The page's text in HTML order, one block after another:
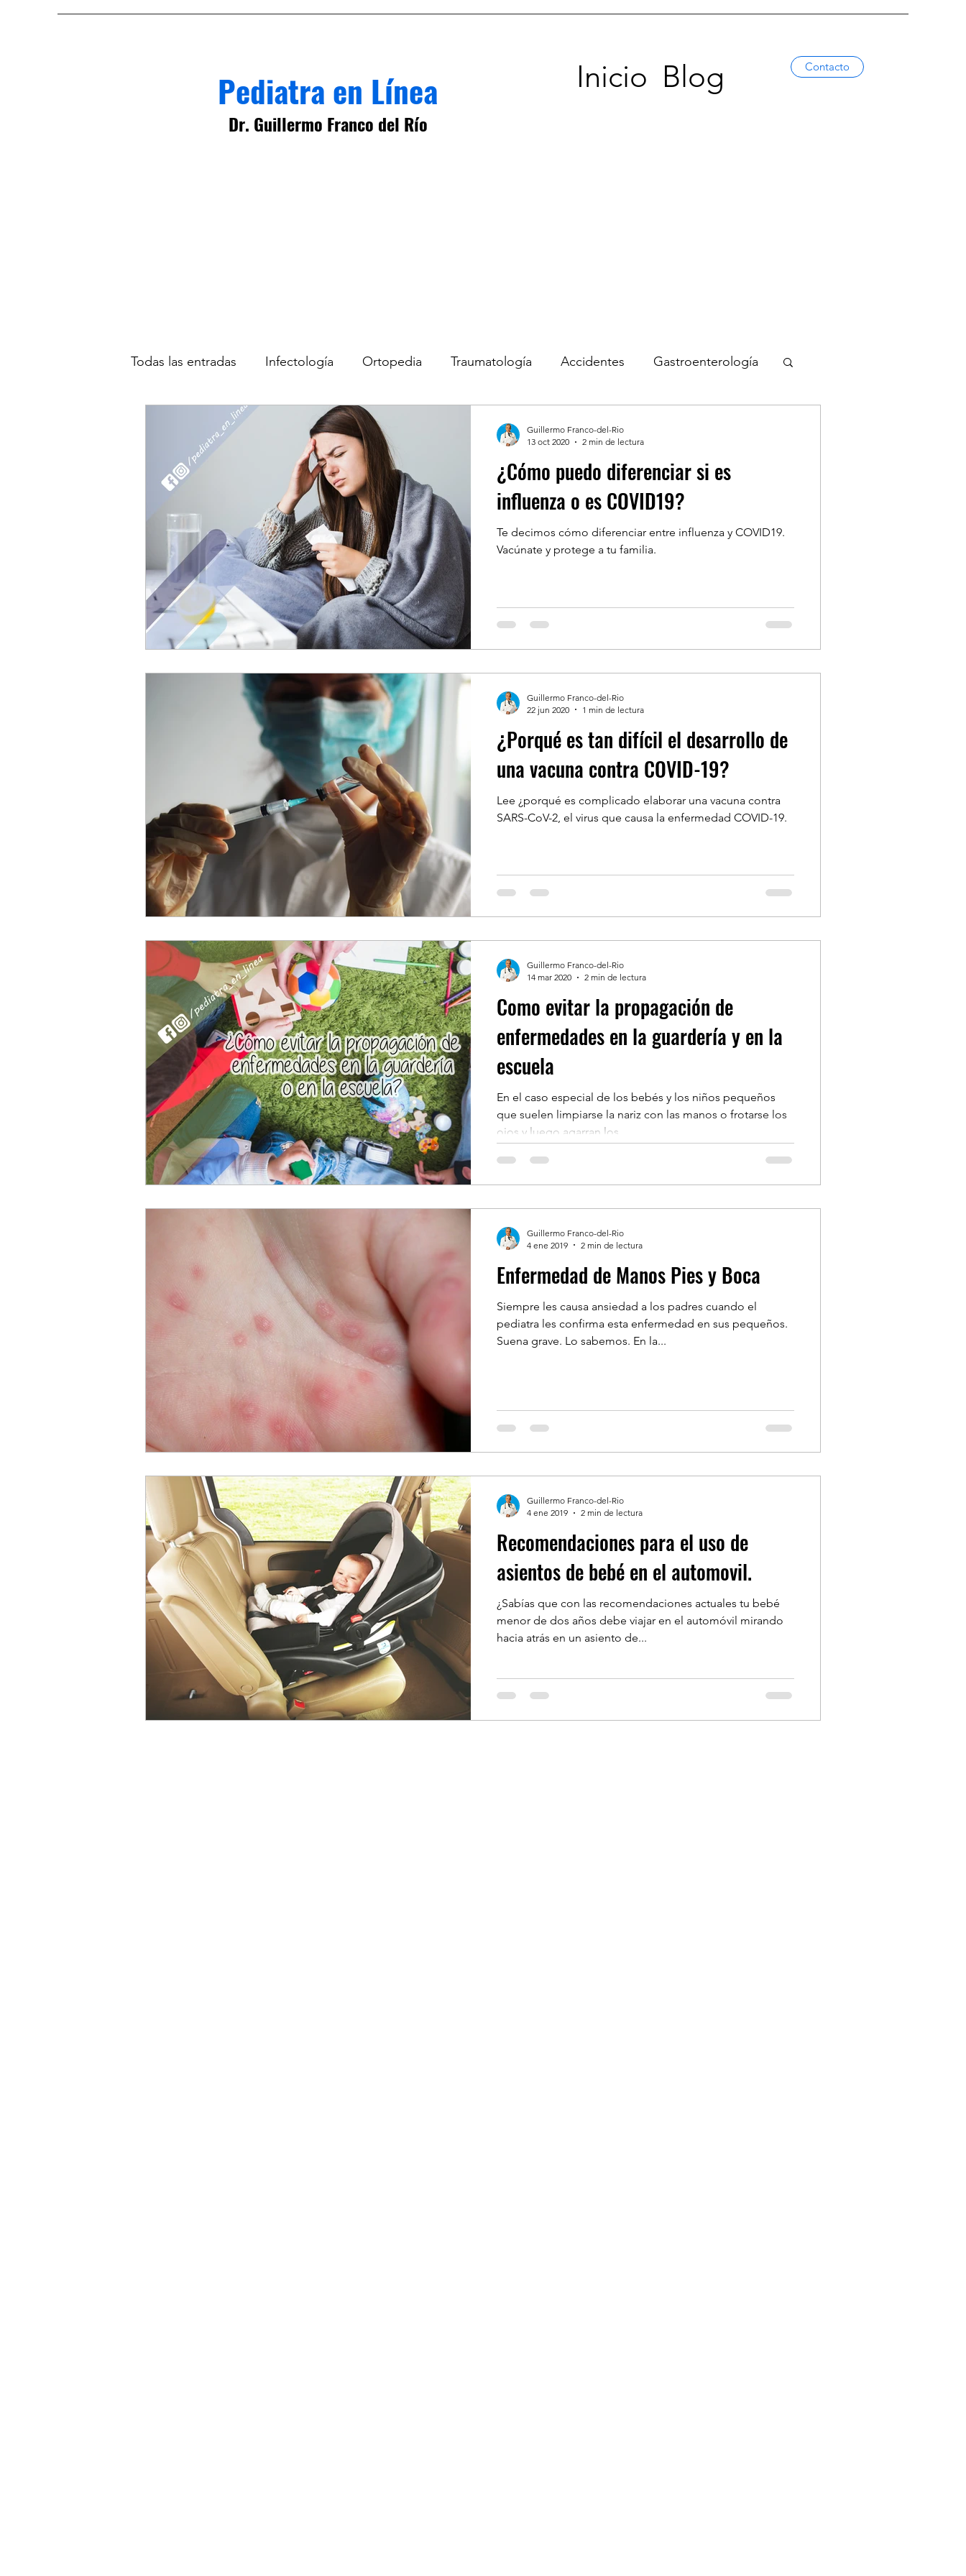
Pediatra en Línea
Dr. Guillermo Franco del Río
Inicio Blog Contacto
Todas las entradas Infectología Ortopedia Traumatología Accidentes Gastroenterología
Neonatología Urgencias
COVID19
¿Cómo puedo diferenciar si es
influenza o es COVID19?
Te decimos cómo diferenciar entre influenza y COVID19.
Vacúnate y protege a tu familia.
Guillermo Franco-del-Rio
13 oct 2020
2 min de lectura
¿Porqué es tan difícil el desarrollo de
una vacuna contra COVID-19?
Lee ¿porqué es complicado elaborar una vacuna contra
SARS-CoV-2, el virus que causa la enfermedad COVID-19.
Guillermo Franco-del-Rio
22 jun 2020
1 min de lectura
Como evitar la propagación de
enfermedades en la guardería y en la
escuela
En el caso especial de los bebés y los niños pequeños
que suelen limpiarse la nariz con las manos o frotarse los
ojos y luego agarran los...
Guillermo Franco-del-Rio
14 mar 2020
2 min de lectura
Enfermedad de Manos Pies y Boca
Siempre les causa ansiedad a los padres cuando el
pediatra les confirma esta enfermedad en sus pequeños.
Suena grave. Lo sabemos. En la...
Guillermo Franco-del-Rio
4 ene 2019
2 min de lectura
Recomendaciones para el uso de
asientos de bebé en el automovil.
¿Sabías que con las recomendaciones actuales tu bebé
menor de dos años debe viajar en el automóvil mirando
hacia atrás en un asiento de...
Guillermo Franco-del-Rio
4 ene 2019
2 min de lectura